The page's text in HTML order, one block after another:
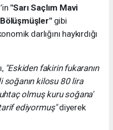
"Sarı Saçlım Mavi
gibi
darlığını haykırdığı
"Eskiden fakirin fukaranın
soğanın kilosu 80 lira
olmuş kuru soğana'
ediyormuş"diyerek